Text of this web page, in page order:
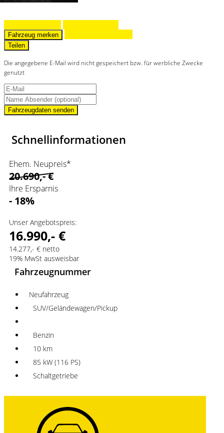
Fahrzeug merken
Teilen
Die angegebene E-Mail wird nicht gespeichert bzw. für werbliche Zwecke
genutzt
Fahrzeugdaten senden
Schnellinformationen
Ehem. Neupreis*
20.690,- €
Ihre Ersparnis
- 18%
Unser Angebotspreis:
16.990,- €
14.277,- € netto
19% MwSt ausweisbar
Fahrzeugnummer
Neufahrzeug
SUV/Geländewagen/Pickup
Benzin
10 km
85 kW (116 PS)
Schaltgetriebe